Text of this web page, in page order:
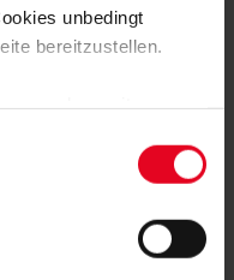
unbedingt
bereitzustellen.
Identifikatoren oder
Durch Klicken auf den
und der